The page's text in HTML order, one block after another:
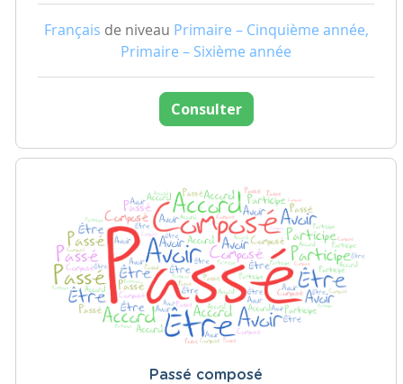
Français de niveau Primaire – Cinquième année,
Primaire – Sixième année
Consulter
Passé composé